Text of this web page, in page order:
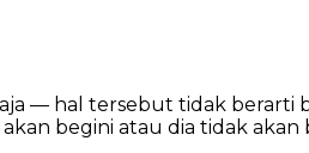
— hal tersebut tidak berarti
begini atau dia tidak akan